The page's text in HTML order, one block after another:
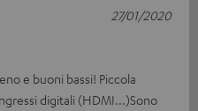
e buoni bassi! Piccola
digitali (HDMI...)Sono
27/01/2020